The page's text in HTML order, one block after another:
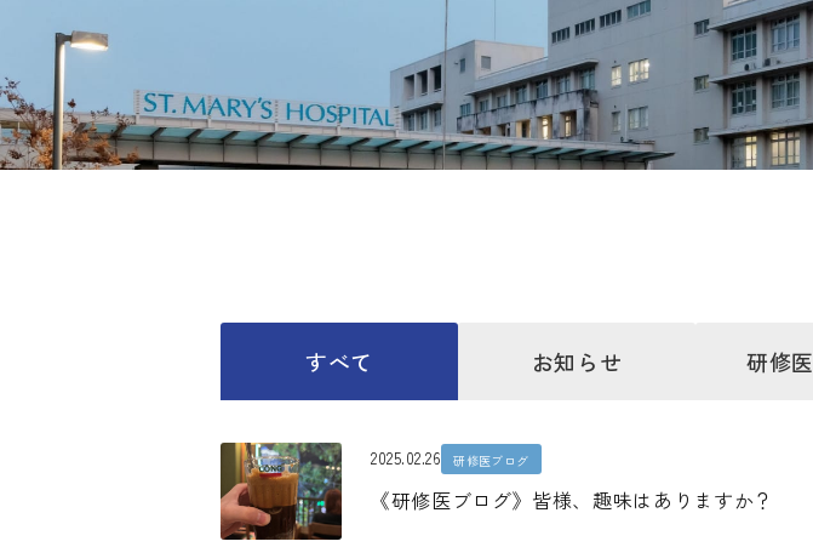
すべて お知らせ 研修医
2025.02.26 研修医ブログ
《研修医ブログ》皆様、趣味はありますか？